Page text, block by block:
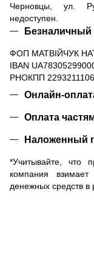
Черновцы, ул.
недоступен.
Безналичный
ФОП МАТВІЙЧУК
IBAN
РНОКПП 2293211106
Онлайн-
Оплата
Наложенный
*Учитывайте, что
компания
денежных средств в